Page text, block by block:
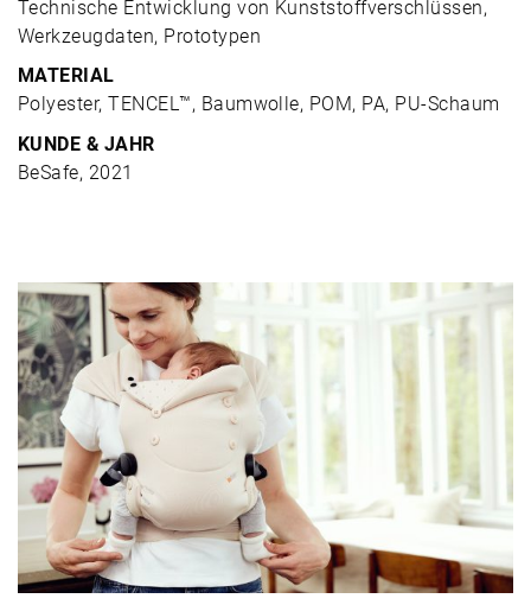
Technische Entwicklung von Kunststoffverschlüssen,
Werkzeugdaten, Prototypen
MATERIAL
Polyester, TENCEL™, Baumwolle, POM, PA, PU-Schaum
KUNDE & JAHR
BeSafe, 2021